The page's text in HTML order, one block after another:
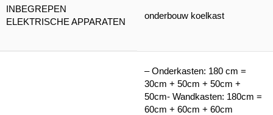
INBEGREPEN
ELEKTRISCHE APPARATEN
onderbouw koelkast
– Onderkasten: 180 cm =
30cm + 50cm + 50cm +
50cm- Wandkasten: 180cm =
60cm + 60cm + 60cm